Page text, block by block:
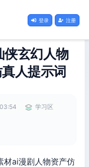
登录 注册
侠玄幻人物
人提示词
学习区
材ai漫剧人物资产仿